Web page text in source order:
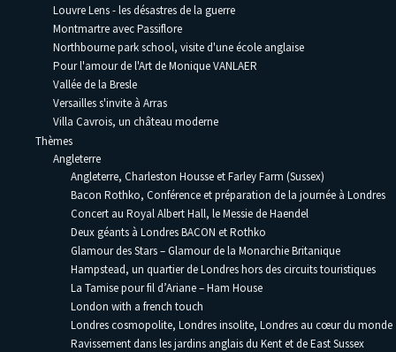
Louvre Lens - les désastres de la guerre
Montmartre avec Passiflore
Northbourne park school, visite d'une école anglaise
Pour l'amour de l'Art de Monique VANLAER
Vallée de la Bresle
Versailles s'invite à Arras
Villa Cavrois, un château moderne
Thèmes
Angleterre
Angleterre, Charleston Housse et Farley Farm (Sussex)
Bacon Rothko, Conférence et préparation de la journée à Londres
Concert au Royal Albert Hall, le Messie de Haendel
Deux géants à Londres BACON et Rothko
Glamour des Stars – Glamour de la Monarchie Britanique
Hampstead, un quartier de Londres hors des circuits touristiques
La Tamise pour fil d’Ariane – Ham House
London with a french touch
Londres cosmopolite, Londres insolite, Londres au cœur du monde
Ravissement dans les jardins anglais du Kent et de East Sussex